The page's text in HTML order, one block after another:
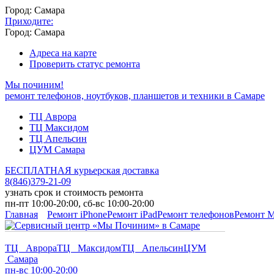
Город: Самара
Приходите:
Город: Самара
Адреса на карте
Проверить статус ремонта
Мы починим!
ремонт телефонов, ноутбуков, планшетов и техники в Самаре
ТЦ Аврора
ТЦ Максидом
ТЦ Апельсин
ЦУМ Самара
БЕСПЛАТНАЯ курьерская доставка
8(846)379-21-09
узнать срок и стоимость ремонта
пн-пт 10:00-20:00, сб-вс 10:00-20:00
Главная
Ремонт iPhoneРемонт iPadРемонт телефоновРемонт
ТЦ АврораТЦ МаксидомТЦ АпельсинЦУМ
Самара
пн-вс 10:00-20:00